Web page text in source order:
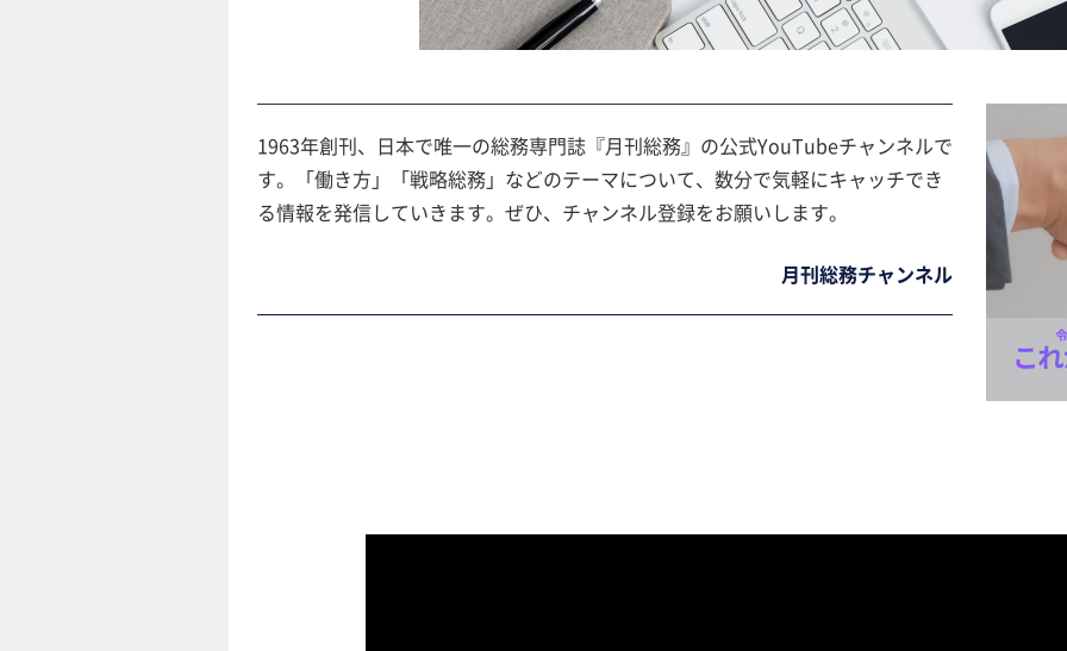
1963年創刊、日本で唯一の総務専門誌『月刊総務』の公式YouTubeチャンネルで
す。「働き方」「戦略総務」などのテーマについて、数分で気軽にキャッチでき
る情報を発信していきます。ぜひ、チャンネル登録をお願いします。
月刊総務チャンネル